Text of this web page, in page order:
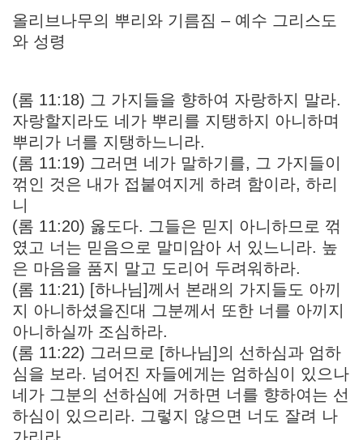
올리브나무의 뿌리와 기름짐 – 예수 그리스도
와 성령
(롬 11:18) 그 가지들을 향하여 자랑하지 말라.
자랑할지라도 네가 뿌리를 지탱하지 아니하며
뿌리가 너를 지탱하느니라.
(롬 11:19) 그러면 네가 말하기를, 그 가지들이
꺾인 것은 내가 접붙여지게 하려 함이라, 하리
니
(롬 11:20) 옳도다. 그들은 믿지 아니하므로 꺾
였고 너는 믿음으로 말미암아 서 있느니라. 높
은 마음을 품지 말고 도리어 두려워하라.
(롬 11:21) [하나님]께서 본래의 가지들도 아끼
지 아니하셨을진대 그분께서 또한 너를 아끼지
아니하실까 조심하라.
(롬 11:22) 그러므로 [하나님]의 선하심과 엄하
심을 보라. 넘어진 자들에게는 엄하심이 있으나
네가 그분의 선하심에 거하면 너를 향하여는 선
하심이 있으리라. 그렇지 않으면 너도 잘려 나